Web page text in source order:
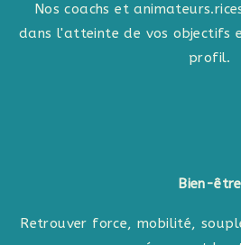
Nos coachs et
dans l'atteinte de vos objectifs
profil.
Bien-être
Retrouver force, mobilité,